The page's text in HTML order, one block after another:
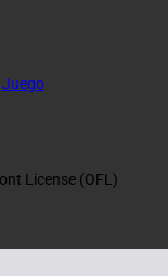
Juego
License (OFL)